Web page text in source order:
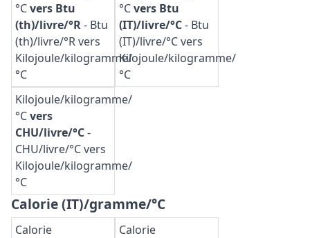
°Cvers Btu
(th)/livre/°R- Btu
(th)/livre/°R vers
Kilojoule/kilogramme/
°C
°Cvers Btu
(IT)/livre/°C- Btu
(IT)/livre/°C vers
Kilojoule/kilogramme/
°C
Kilojoule/kilogramme/
°Cvers
CHU/livre/°C-
CHU/livre/°C vers
Kilojoule/kilogramme/
°C
Calorie (IT)/gramme/°C
Calorie
Calorie